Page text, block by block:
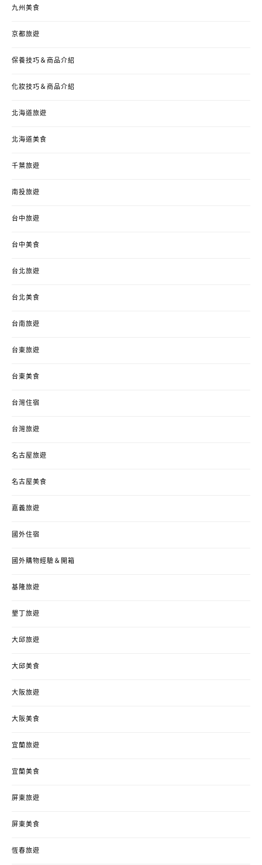
九州美食
京都旅遊
保養技巧＆商品介紹
化妝技巧＆商品介紹
北海道旅遊
北海道美食
千葉旅遊
南投旅遊
台中旅遊
台中美食
台北旅遊
台北美食
台南旅遊
台東旅遊
台東美食
台灣住宿
台灣旅遊
名古屋旅遊
名古屋美食
嘉義旅遊
國外住宿
國外購物經驗＆開箱
基隆旅遊
墾丁旅遊
大邱旅遊
大邱美食
大阪旅遊
大阪美食
宜蘭旅遊
宜蘭美食
屏東旅遊
屏東美食
恆春旅遊